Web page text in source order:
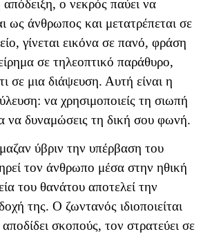
ο νεκρός παύει να
ως άνθρωπος και μετατρέπεται σε
γίνεται εικόνα σε πανό, φράση
σε τηλεοπτικό παράθυρο,
σε μια διάψευση. Αυτή είναι η
να χρησιμοποιείς τη σιωπή
να δυναμώσεις τη δική σου φωνή.
ύβριν την υπέρβαση του
τον άνθρωπο μέσα στην ηθική
του θανάτου αποτελεί την
της. Ο ζωντανός ιδιοποιείται
σκοπούς, τον στρατεύει σε